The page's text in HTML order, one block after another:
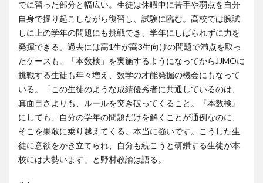
でに習った部分と幅広い。生徒は休暇中に苦手や弱点を自分
自身で掘り起こしながら復習し、試験に臨む。高校では腕試
しに上の学年の問題にも挑戦でき、学年にしばられずに力を
発揮できる。過去には高1生が高3生向けの問題で満点を取っ
たケースも。「本数検」を実施するようになってからJJMOに
挑戦する生徒も年々増え、数学の才能発掘の機会にもなって
いる。「この生徒のような成績優秀者に共通しているのは、
真面目さよりも、ルールを突き破ってくること。『本数検』
にしても、自分の学年の問題だけを解くことが通例なのに、
そこを果敢に乗り越えてくる。本当に強いです。こうした生
徒に意欲をかき立てられ、自分も続こうと研鑽する生徒が本
校には大勢います」と野村教諭は語る。